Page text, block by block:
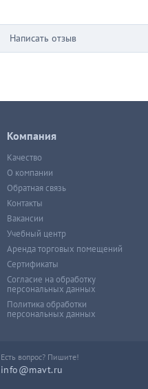
Написать отзыв
Компания
Качество
О компании
Обратная связь
Контакты
Вакансии
Учебный центр
Аренда торговых помещений
Сертификаты
Согласие на обработку
персональных данных
Политика обработки
персональных данных
Есть вопрос? Пишите!
info@mavt.ru